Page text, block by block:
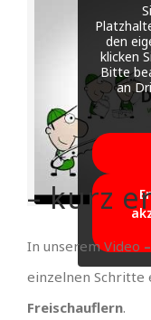
den
klicken
Bitte
an
– kurz
In unserem Video
einzelnen Schritte
Freischauflern.